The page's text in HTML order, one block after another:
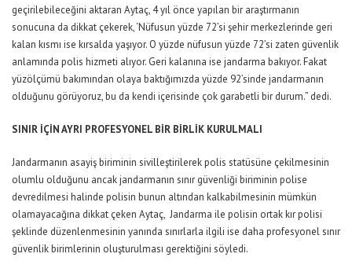
geçirilebileceğini aktaran Aytaç, 4 yıl önce yapılan bir araştırmanın
sonucuna da dikkat çekerek, ‘Nüfusun yüzde 72’si şehir merkezlerinde geri
kalan kısmı ise kırsalda yaşıyor. O yüzde nüfusun yüzde 72’si zaten güvenlik
anlamında polis hizmeti alıyor. Geri kalanına ise jandarma bakıyor. Fakat
yüzölçümü bakımından olaya baktığımızda yüzde 92’sinde jandarmanın
olduğunu görüyoruz, bu da kendi içerisinde çok garabetli bir durum.” dedi.
SINIR İÇİN AYRI PROFESYONEL BİR BİRLİK KURULMALI
Jandarmanın asayiş biriminin sivilleştirilerek polis statüsüne çekilmesinin
olumlu olduğunu ancak jandarmanın sınır güvenliği biriminin polise
devredilmesi halinde polisin bunun altından kalkabilmesinin mümkün
olamayacağına dikkat çeken Aytaç, Jandarma ile polisin ortak kır polisi
şeklinde düzenlenmesinin yanında sınırlarla ilgili ise daha profesyonel sınır
güvenlik birimlerinin oluşturulması gerektiğini söyledi.